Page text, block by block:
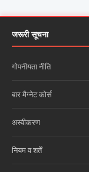
जरूरी सूचना
गोपनीयता नीति
बार मैग्नेट कोर्स
अस्वीकरण
नियम व शर्तें